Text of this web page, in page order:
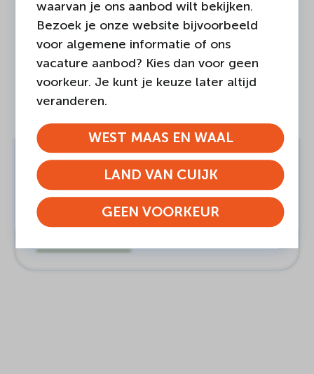
04-AUGUSTUS-2026 Land van Cuijk
Nieuwe plek voor Intercultureel
Centrum Safina
waarvan je ons aanbod wilt bekijken.
Bezoek je onze website bijvoorbeeld
voor algemene informatie of ons
vacature aanbod? Kies dan voor geen
voorkeur. Je kunt je keuze later altijd
veranderen.
WEST MAAS EN WAAL
LAND VAN CUIJK
GEEN VOORKEUR